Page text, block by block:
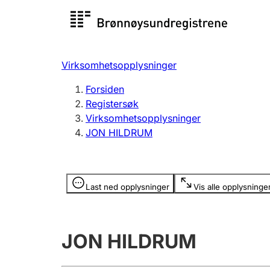
Registersøk
Registrere, endre, slette
Virksomhetsopplysninger
Forsiden
Registersøk
Virksomhetsopplysninger
JON HILDRUM
Last ned opplysninger Vis alle
Opplysninger er skjult
JON HILDRUM